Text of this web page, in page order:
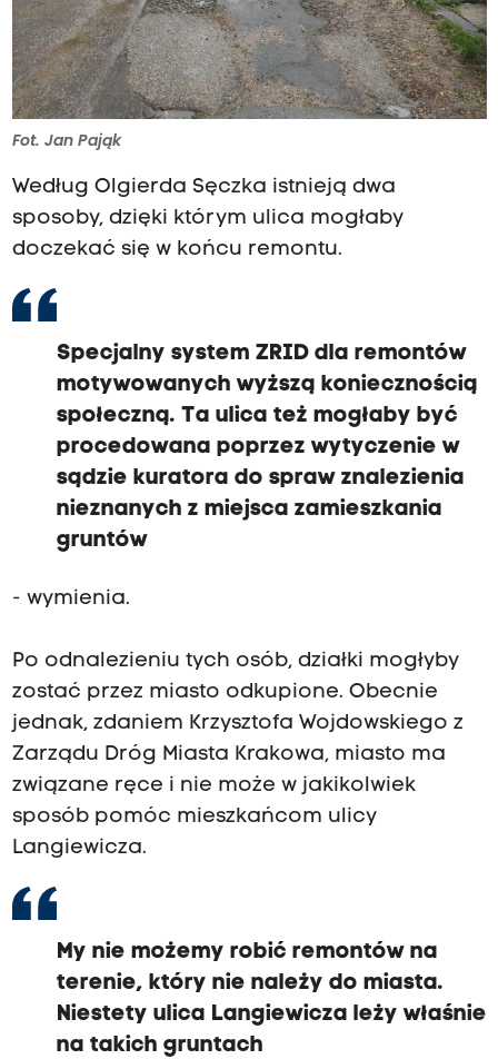
Fot. Jan Pająk
Według Olgierda Sęczka istnieją dwa
sposoby, dzięki którym ulica mogłaby
doczekać się w końcu remontu.
Specjalny system ZRID dla remontów
motywowanych wyższą koniecznością
społeczną. Ta ulica też mogłaby być
procedowana poprzez wytyczenie w
sądzie kuratora do spraw znalezienia
nieznanych z miejsca zamieszkania
gruntów
- wymienia.
Po odnalezieniu tych osób, działki mogłyby
zostać przez miasto odkupione. Obecnie
jednak, zdaniem Krzysztofa Wojdowskiego z
Zarządu Dróg Miasta Krakowa, miasto ma
związane ręce i nie może w jakikolwiek
sposób pomóc mieszkańcom ulicy
Langiewicza.
My nie możemy robić remontów na
terenie, który nie należy do miasta.
Niestety ulica Langiewicza leży właśnie
na takich gruntach